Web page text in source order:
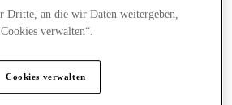
Dritte, an die wir Daten weitergeben,
verwalten“.
Cookies verwalten